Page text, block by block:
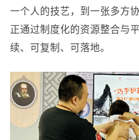
一个人的技艺，到一张多方
正通过制度化的资源整合与
续、可复制、可落地。